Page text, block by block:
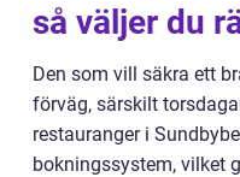
så väljer du
Den som vill säkra ett
förväg, särskilt
restauranger i
bokningssystem, vilket